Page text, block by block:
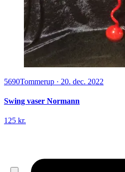
5690Tommerup · 20. dec. 2022
Swing vaser Normann
125 kr.